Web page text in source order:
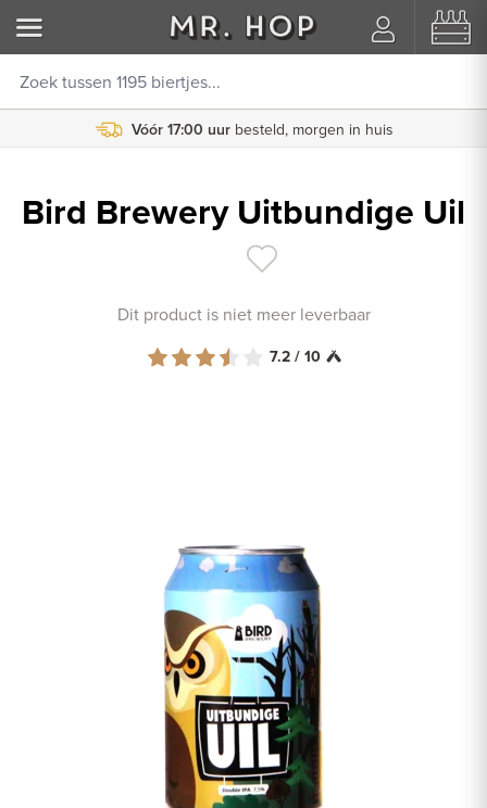
Vóór 17:00 uur besteld, morgen in huis
Bird Brewery Uitbundige Uil
Dit product is niet meer leverbaar
7.2 / 10